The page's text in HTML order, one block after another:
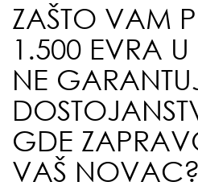
ZAŠTO VAM
1.500 EVRA U
NE
GDE
VAŠ NOVAC?